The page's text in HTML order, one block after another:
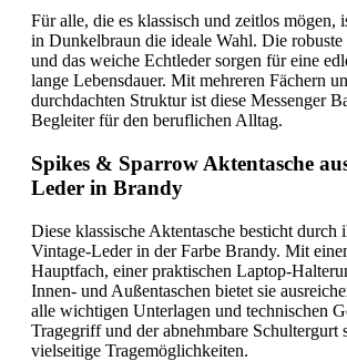
Für alle, die es klassisch und zeitlos mögen,
in Dunkelbraun die ideale Wahl. Die robuste
und das weiche Echtleder sorgen für eine
lange Lebensdauer. Mit mehreren Fächern
durchdachten Struktur ist diese Messenger
Begleiter für den beruflichen Alltag.
Spikes & Sparrow Aktentasche
Leder in Brandy
Diese klassische Aktentasche besticht durch
Vintage-Leder in der Farbe Brandy. Mit
Hauptfach, einer praktischen Laptop-
Innen- und Außentaschen bietet sie
alle wichtigen Unterlagen und technischen
Tragegriff und der abnehmbare Schultergurt
vielseitige Tragemöglichkeiten.